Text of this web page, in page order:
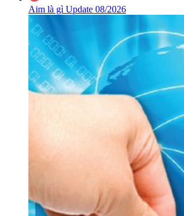
Aim là gì Update 08/2026